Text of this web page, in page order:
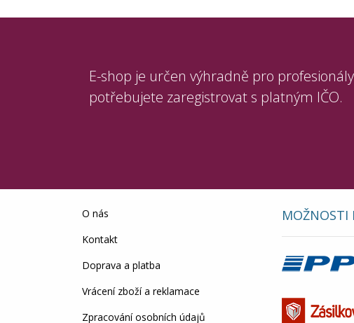
E-shop je určen výhradně pro
potřebujete zaregistrovat s platným IČO.
O nás
Kontakt
Doprava a platba
Vrácení zboží a reklamace
Zpracování osobních údajů
MOŽNOSTI